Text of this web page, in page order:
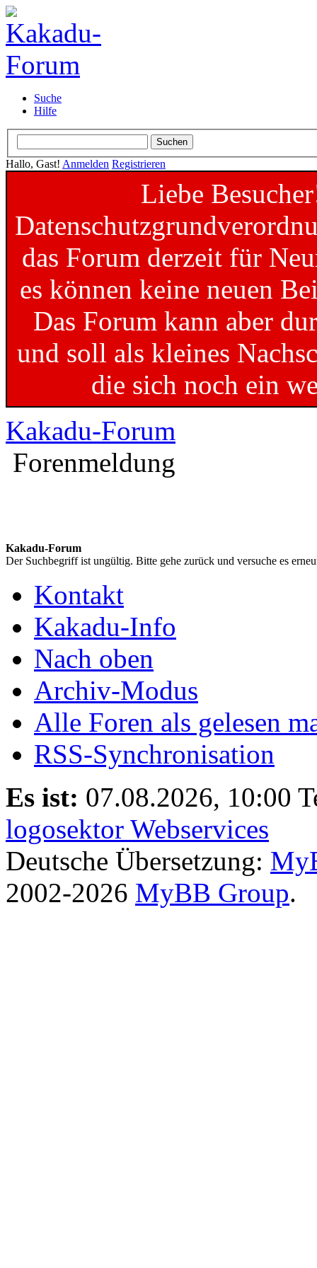
Suche
Hilfe
Hallo, Gast! Anmelden Registrieren
Liebe
das Forum derzeit für
es können keine neuen
Das Forum kann aber
und soll als kleines
die sich noch ein
Kakadu-Forum
Forenmeldung
Kakadu-Forum
Der Suchbegriff ist ungültig. Bitte gehe zurück und versuche es
Kontakt
Kakadu-Info
Nach oben
Archiv-Modus
Alle Foren als gelesen
RSS-Synchronisation
Es ist: 07.08.2026, 10:00
logosektor Webservices
Deutsche Übersetzung:
2002-2026 MyBB Group.